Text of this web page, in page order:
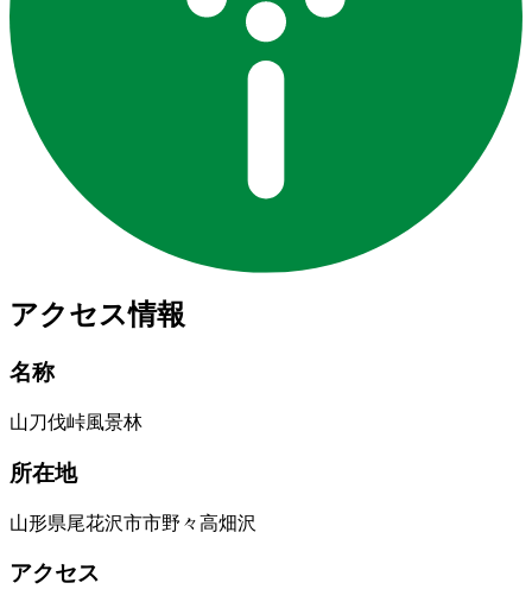
アクセス情報
名称
山刀伐峠風景林
所在地
山形県尾花沢市市野々高畑沢
アクセス